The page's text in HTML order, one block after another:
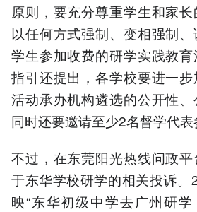
原则，要充分尊重学生和家
以任何方式强制、变相强制
学生参加收费的研学实践教
指引还提出，各学校要进一
活动承办机构遴选的公开性、
同时还要邀请至少2名督学代表
不过，在东莞阳光热线问政
于东华学校研学的相关投诉。
映“东华初级中学去广州研